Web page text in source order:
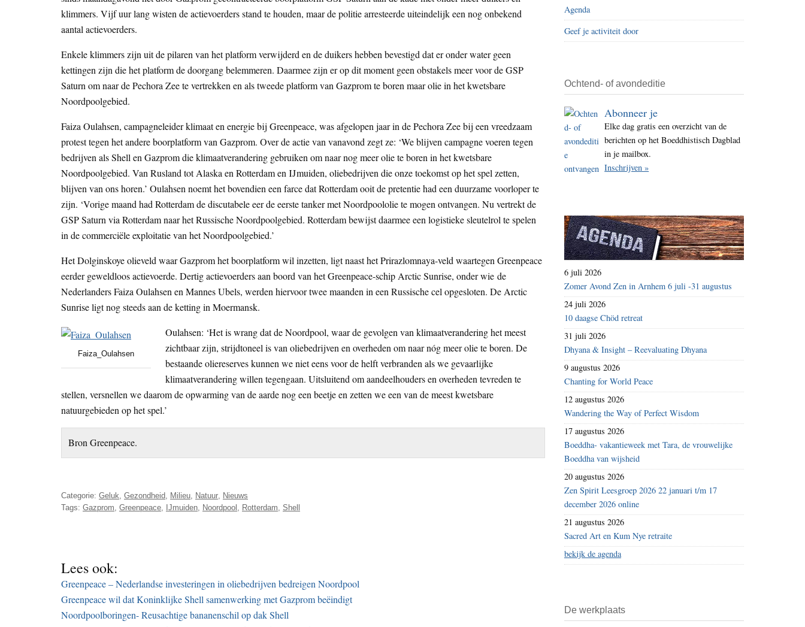
i
t
e
klimmers. Vijf uur lang wisten de actievoerders stand te houden, maar de politie arresteerde uiteindelijk een nog onbekend
aantal actievoerders.
Enkele klimmers zijn uit de pilaren van het platform verwijderd en de duikers hebben bevestigd dat er onder water geen
kettingen zijn die het platform de doorgang belemmeren. Daarmee zijn er op dit moment geen obstakels meer voor de GSP
Saturn om naar de Pechora Zee te vertrekken en als tweede platform van Gazprom te boren maar olie in het kwetsbare
Noordpoolgebied.
Faiza Oulahsen, campagneleider klimaat en energie bij Greenpeace, was afgelopen jaar in de Pechora Zee bij een vreedzaam
protest tegen het andere boorplatform van Gazprom. Over de actie van vanavond zegt ze: ‘We blijven campagne voeren tegen
bedrijven als Shell en Gazprom die klimaatverandering gebruiken om naar nog meer olie te boren in het kwetsbare
Noordpoolgebied. Van Rusland tot Alaska en Rotterdam en IJmuiden, oliebedrijven die onze toekomst op het spel zetten,
blijven van ons horen.’ Oulahsen noemt het bovendien een farce dat Rotterdam ooit de pretentie had een duurzame voorloper te
zijn. ‘Vorige maand had Rotterdam de discutabele eer de eerste tanker met Noordpoololie te mogen ontvangen. Nu vertrekt de
GSP Saturn via Rotterdam naar het Russische Noordpoolgebied. Rotterdam bewijst daarmee een logistieke sleutelrol te spelen
in de commerciële exploitatie van het Noordpoolgebied.’
Het Dolginskoye olieveld waar Gazprom het boorplatform wil inzetten, ligt naast het Prirazlomnaya-veld waartegen Greenpeace
eerder geweldloos actievoerde. Dertig actievoerders aan boord van het Greenpeace-schip Arctic Sunrise, onder wie de
Nederlanders Faiza Oulahsen en Mannes Ubels, werden hiervoor twee maanden in een Russische cel opgesloten. De Arctic
Sunrise ligt nog steeds aan de ketting in Moermansk.
Faiza_Oulahsen
Oulahsen: ‘Het is wrang dat de Noordpool, waar de gevolgen van klimaatverandering het meest
zichtbaar zijn, strijdtoneel is van oliebedrijven en overheden om naar nóg meer olie te boren. De
bestaande oliereserves kunnen we niet eens voor de helft verbranden als we gevaarlijke
klimaatverandering willen tegengaan. Uitsluitend om aandeelhouders en overheden tevreden te
stellen, versnellen we daarom de opwarming van de aarde nog een beetje en zetten we een van de meest kwetsbare
natuurgebieden op het spel.’
Bron Greenpeace.
Categorie: Geluk Gezondheid Milieu Natuur
Nieuws
Tags: Gazprom Greenpeace IJmuiden Noordpool Rotterdam Shell
Lees ook:
Greenpeace – Nederlandse investeringen in oliebedrijven bedreigen Noordpool
Greenpeace wil dat Koninklijke Shell samenwerking met Gazprom beëindigt
Noordpoolboringen- Reusachtige bananenschil op dak Shell
Agenda
Geef je activiteit door
Ochtend- of avondeditie
Abonneer je
Elke dag gratis een overzicht van de
berichten op het Boeddhistisch Dagblad
in je mailbox.
Inschrijven »
6 juli 2026
Zomer Avond Zen in Arnhem 6 juli -31 augustus
24 juli 2026
10 daagse Chöd retreat
31 juli 2026
Dhyana & Insight – Reevaluating Dhyana
9 augustus 2026
Chanting for World Peace
12 augustus 2026
Wandering the Way of Perfect Wisdom
17 augustus 2026
Boeddha- vakantieweek met Tara, de vrouwelijke
Boeddha van wijsheid
20 augustus 2026
Zen Spirit Leesgroep 2026 22 januari t/m 17
december 2026 online
21 augustus 2026
Sacred Art en Kum Nye retraite
bekijk de agenda
De werkplaats